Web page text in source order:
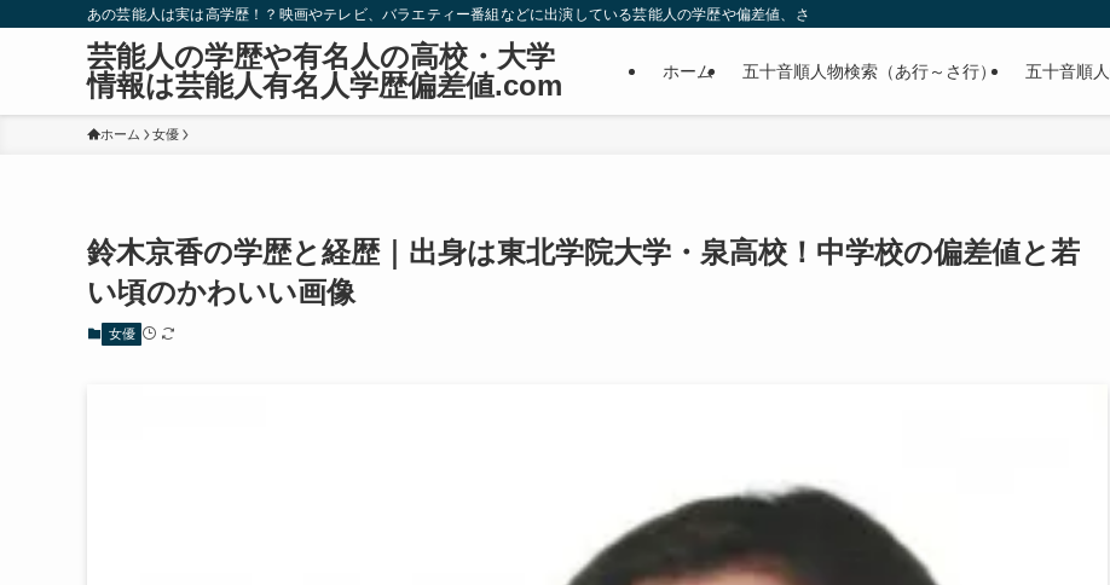
あの芸能人は実は高学歴！？映画やテレビ、バラエティー番組などに出演している芸能人の学歴や偏差値、さらに政治家やスポーツ選手などの有名人の学
芸能人の学歴や有名人の高校・大学
情報は芸能人有名人学歴偏差値.com
ホーム 五十音順人物検索（あ行～さ行） 五十音順
ホーム 女優
鈴木京香の学歴と経歴｜出身は東北学院大学・泉高校！中学校の偏差値と若
い頃のかわいい画像
女優